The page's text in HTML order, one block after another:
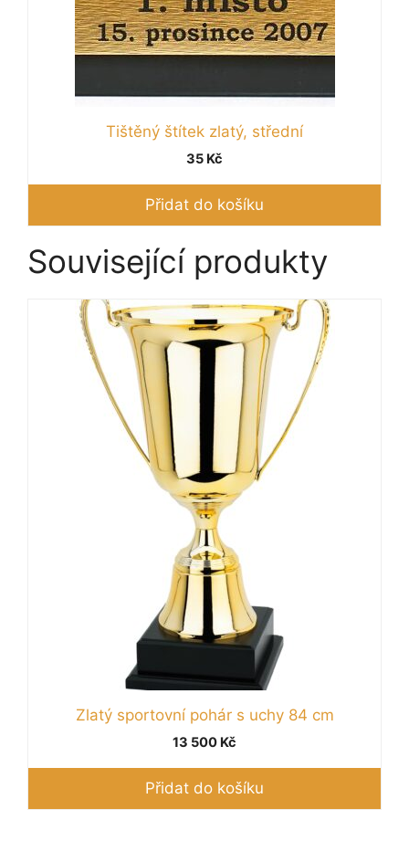
Tištěný štítek zlatý, střední
35 Kč
Přidat do košíku
Související produkty
Zlatý sportovní pohár s uchy 84 cm
13 500 Kč
Přidat do košíku